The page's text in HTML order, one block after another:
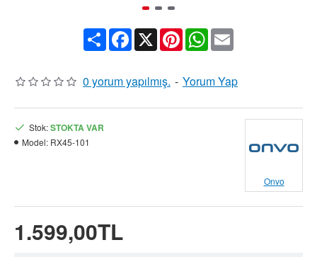
ShareFacebook
X PinterestWhatsApp
Email
0 yorum yapılmış. - Yorum Yap
1.599,00TL
Stok:STOKTA VAR
Model: RX45-101
Onvo